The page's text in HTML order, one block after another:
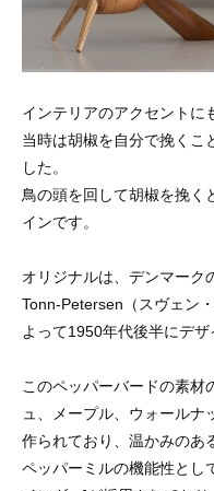
インテリアのアクセントに
当時は胡椒を自分で挽くこ
した。
鳥の頭を回して胡椒を挽く
インです。
オリジナルは、デンマーク
Tonn-Petersen（スヴェン
よって1950年代後半にデザ
このペッパーバードの素材
ュ、メープル、ウォールナ
作られており、温かみのあ
ペッパーミルの機能性とし